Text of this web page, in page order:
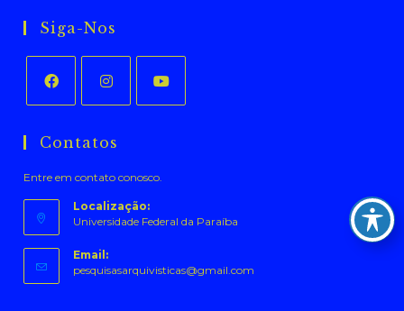
Siga-Nos
em
nova
aba
em
nova
aba
nova
aba
Contatos
Entre em contato conosco.
Localização:
Universidade Federal da Paraíba
Email:
pesquisasarquivisticas@gmail.com